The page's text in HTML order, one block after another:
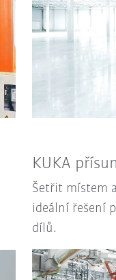
KUKA
Šetřit místem
ideální řešení
dílů.